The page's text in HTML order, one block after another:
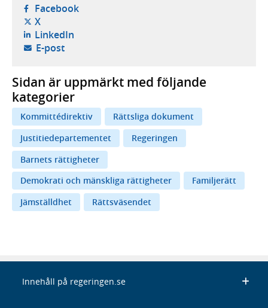
Facebook- öppnas i ny flik, extern webbplats,
X- öppnas i ny flik, extern webbplats,
LinkedIn- öppnas i ny flik, extern webbplats,
E-post- öppnar din e-postklient,
Sidan är uppmärkt med följande
kategorier
Kommittédirektiv
Rättsliga dokument
Justitiedepartementet
Regeringen
Barnets rättigheter
Demokrati och mänskliga rättigheter
Familjerätt
Jämställdhet
Rättsväsendet
Innehåll på regeringen.se